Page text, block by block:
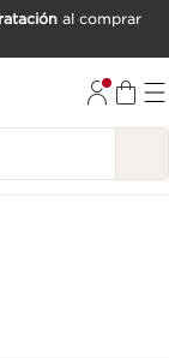
al comprar